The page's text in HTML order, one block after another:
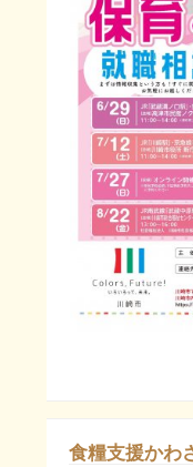
食糧支援かわ